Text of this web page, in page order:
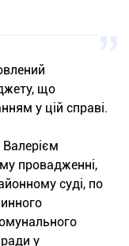
що
у цій справі.
провадженні,
суді, по
у